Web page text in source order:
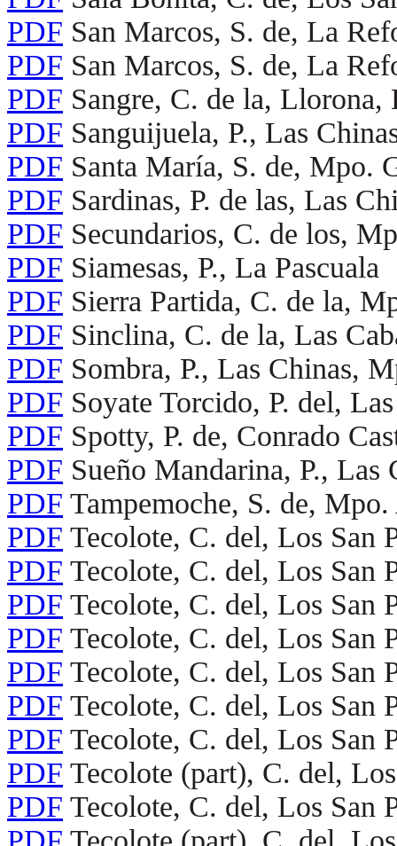
PDF San Marcos, S. de, La
PDF San Marcos, S. de, La
PDF Sangre, C. de la,
PDF Sanguijuela, P., Las
PDF Santa María, S. de, Mpo.
PDF Sardinas, P. de las, Las
PDF Secundarios, C. de los,
PDF Siamesas, P., La Pascuala
PDF Sierra Partida, C. de la,
PDF Sinclina, C. de la, Las
PDF Sombra, P., Las Chinas,
PDF Soyate Torcido, P. del,
PDF Spotty, P. de, Conrado
PDF Sueño Mandarina, P.,
PDF Tampemoche, S. de,
PDF Tecolote, C. del, Los San
PDF Tecolote, C. del, Los San
PDF Tecolote, C. del, Los San
PDF Tecolote, C. del, Los San
PDF Tecolote, C. del, Los San
PDF Tecolote, C. del, Los San
PDF Tecolote, C. del, Los San
PDF Tecolote (part), C. del,
PDF Tecolote, C. del, Los San